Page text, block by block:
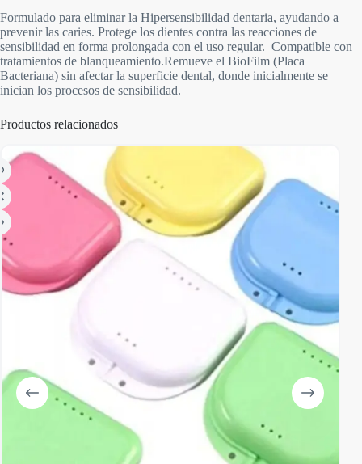
Formulado para eliminar la Hipersensibilidad dentaria, ayudando a
prevenir las caries. Protege los dientes contra las reacciones de
sensibilidad en forma prolongada con el uso regular. Compatible con
tratamientos de blanqueamiento.Remueve el BioFilm (Placa
Bacteriana) sin afectar la superficie dental, donde inicialmente se
inician los procesos de sensibilidad.
Productos relacionados